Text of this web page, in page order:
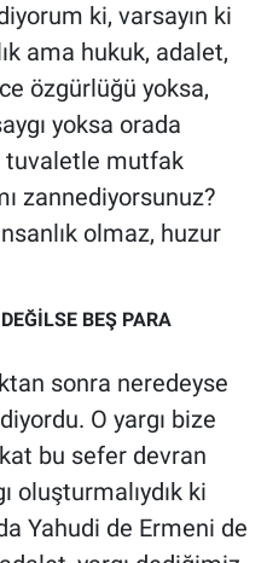
ki, varsayın ki
ama hukuk, adalet,
özgürlüğü yoksa,
yoksa orada
tuvaletle mutfak
zannediyorsunuz?
olmaz, huzur
BEŞ PARA
sonra neredeyse
O yargı bize
bu sefer devran
oluşturmalıydık ki
Yahudi de Ermeni de